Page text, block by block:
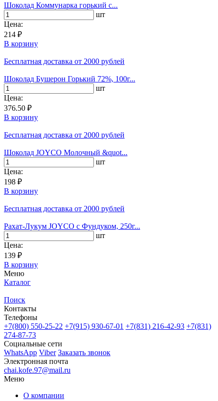
Шоколад Коммунарка горький с...
шт
Цена:
214 ₽
В корзину
Бесплатная доставка от 2000 рублей
Шоколад Бушерон Горький 72%, 100г...
шт
Цена:
376.50 ₽
В корзину
Бесплатная доставка от 2000 рублей
Шоколад JOYCO Молочный &quot...
шт
Цена:
198 ₽
В корзину
Бесплатная доставка от 2000 рублей
Рахат-Лукум JOYCO с Фундуком, 250г...
шт
Цена:
139 ₽
В корзину
Меню
Каталог
Поиск
Контакты
Телефоны
+7(800) 550-25-22 +7(915) 930-67-01 +7(831) 216-42-93 +7(831)
274-87-73
Социальные сети
WhatsApp Viber Заказать звонок
Электронная почта
chai.kofe.97@mail.ru
Меню
О компании